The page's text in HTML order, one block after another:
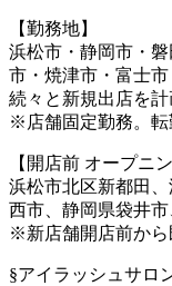
【勤務地】
浜松市・静岡市・
市・焼津市・富士市
続々と新規出店を計
※店舗固定勤務。転
【開店前 オープニ
浜松市北区新都田
西市、静岡県袋井
※新店舗開店前から
§アイラッシュサロ